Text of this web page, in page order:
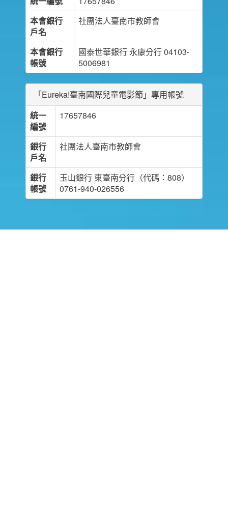
本會銀行
戶名
社團法人臺南市教師會
本會銀行
帳號
國泰世華銀行 永康分行 04103-
5006981
「Eureka!臺南國際兒童電影節」專用帳號
統一
編號
17657846
銀行
戶名
社團法人臺南市教師會
銀行
帳號
玉山銀行 東臺南分行（代碼：808）
0761-940-026556